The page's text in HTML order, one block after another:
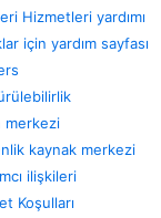
Hizmetleri yardımı
için yardım sayfası
merkezi
kaynak merkezi
ilişkileri
Koşulları